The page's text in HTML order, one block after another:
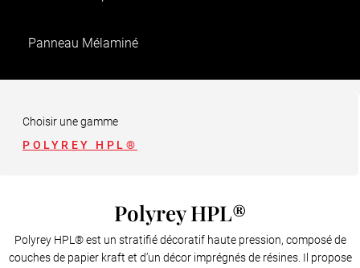
Panneau Mélaminé
Choisir une gamme
POLYREY HPL®
Polyrey HPL®
Polyrey HPL® est un stratifié décoratif haute pression, composé de
couches de papier kraft et d’un décor imprégnés de résines. Il propose